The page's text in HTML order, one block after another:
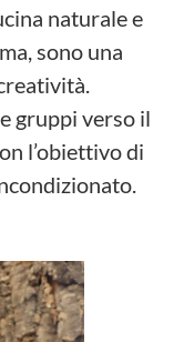
naturale e
sono una
gruppi verso il
l’obiettivo di